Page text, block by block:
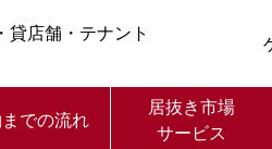
貸店舗・テナント
での流れ
居抜き市場
サービス